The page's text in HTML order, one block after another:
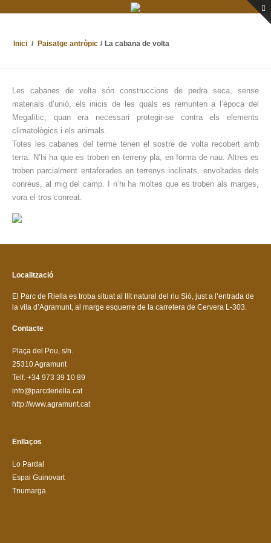
Inici / Paisatge antròpic / La cabana de volta
Les cabanes de volta són construccions de pedra seca, sense
materials d’unió, els inicis de les quals es remunten a l’època del
Megalític, quan era necessari protegir-se contra els elements
climatològics i els animals.
Totes les cabanes del terme tenen el sostre de volta recobert amb
terra. N’hi ha que es troben en terreny pla, en forma de nau. Altres es
troben parcialment entaforades en terrenys inclinats, envoltades dels
conreus, al mig del camp. I n’hi ha moltes que es troben als marges,
vora el tros conreat.
Localització
El Parc de Riella es troba situat al llit natural del riu Sió, just a l’entrada de
la vila d’Agramunt, al marge esquerre de la carretera de Cervera L-303.
Contacte
Plaça del Pou, s/n.
25310 Agramunt
Telf. +34 973 39 10 89
info@parcderiella.cat
http://www.agramunt.cat
Enllaços
Lo Pardal
Espai Guinovart
Tnumarga